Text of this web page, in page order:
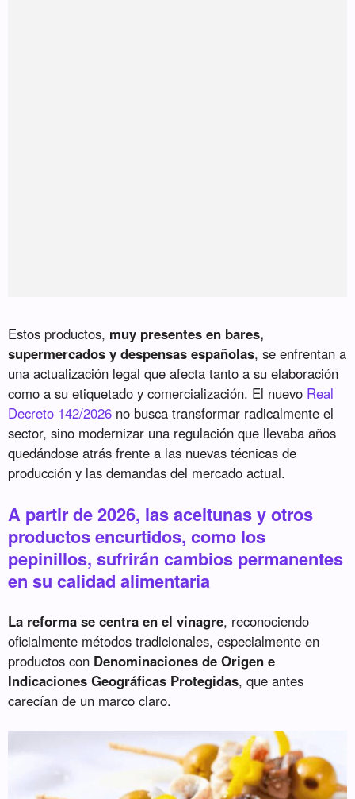
Estos productos, muy presentes en bares,
supermercados y despensas españolas, se enfrentan a
una actualización legal que afecta tanto a su elaboración
como a su etiquetado y comercialización. El nuevo Real
Decreto 142/2026 no busca transformar radicalmente el
sector, sino modernizar una regulación que llevaba años
quedándose atrás frente a las nuevas técnicas de
producción y las demandas del mercado actual.
A partir de 2026, las aceitunas y otros
productos encurtidos, como los
pepinillos, sufrirán cambios permanentes
en su calidad alimentaria
La reforma se centra en el vinagre, reconociendo
oficialmente métodos tradicionales, especialmente en
productos con Denominaciones de Origen e
Indicaciones Geográficas Protegidas, que antes
carecían de un marco claro.